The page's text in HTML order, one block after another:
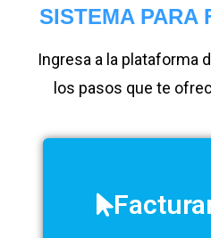
SISTEMA PARA
Ingresa a la plataforma
los pasos que te